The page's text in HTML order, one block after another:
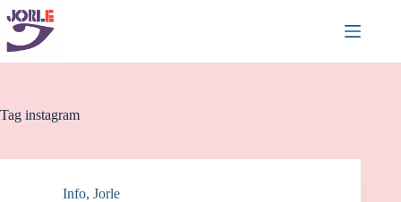
Pular
para
conteúdo
Tag instagram
Info, Jorle